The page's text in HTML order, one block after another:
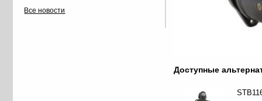
Доступные
Все новости